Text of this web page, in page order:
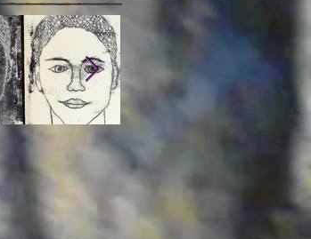
Utstilling på Det
Internasjonale
Barnekunstmuseet
Oslo!